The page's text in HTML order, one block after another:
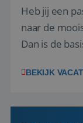
Heb jij een
naar de
Dan is de
het
deze
BEKIJK